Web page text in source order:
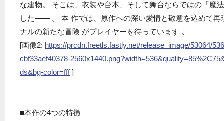
な建物。 そこは、衣装や台本、そして舞台ならではの「魔
した―― 。 本 作では、原作への深い愛情と敬意を込めて再
ナルの新たな冒険 がプレイヤーを待っています 。
[画像2: https://prcdn.freetls.fastly.net/release_image/53064/
cbf33aef40378-
ds&bg-color=fff]
■本作の4つの特徴